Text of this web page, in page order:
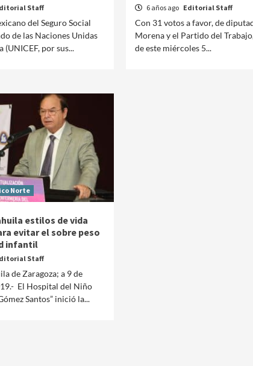
Staff
del Seguro Social
de las Naciones Unidas
(UNICEF, por sus...
6 años ago Editorial Staff
Con 31 votos a favor, de
Morena y el Partido del
de este miércoles 5...
Norte
estilos de vida
evitar el sobre peso
infantil
Staff
de Zaragoza; a 9 de
El Hospital del Niño
Santos” inició la...
Manifestaciones Reportes